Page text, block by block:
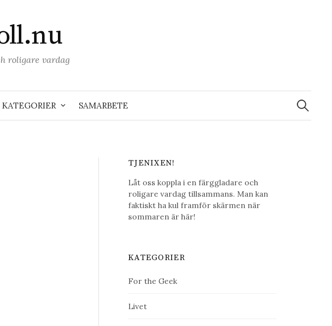
roligare vardag
KATEGORIER SAMARBETE
Sök
efter:
TJENIXEN!
Låt oss koppla i en färggladare och
roligare vardag tillsammans. Man kan
faktiskt ha kul framför skärmen när
sommaren är här!
KATEGORIER
For the Geek
Livet